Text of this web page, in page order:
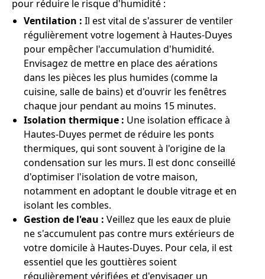
pour réduire le risque d'humidité :
Ventilation : Il est vital de s'assurer de ventiler
régulièrement votre logement à Hautes-Duyes
pour empêcher l'accumulation d'humidité.
Envisagez de mettre en place des aérations
dans les pièces les plus humides (comme la
cuisine, salle de bains) et d'ouvrir les fenêtres
chaque jour pendant au moins 15 minutes.
Isolation thermique : Une isolation efficace à
Hautes-Duyes permet de réduire les ponts
thermiques, qui sont souvent à l'origine de la
condensation sur les murs. Il est donc conseillé
d'optimiser l'isolation de votre maison,
notamment en adoptant le double vitrage et en
isolant les combles.
Gestion de l'eau : Veillez que les eaux de pluie
ne s'accumulent pas contre murs extérieurs de
votre domicile à Hautes-Duyes. Pour cela, il est
essentiel que les gouttières soient
régulièrement vérifiées et d'envisager un